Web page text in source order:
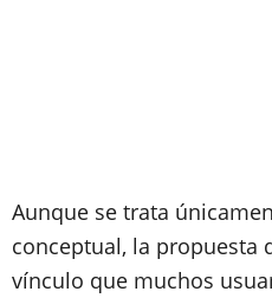
Aunque se trata
conceptual, la propuesta
vínculo que muchos